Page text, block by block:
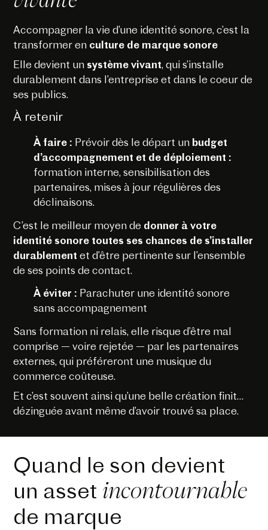
Accompagner la vie d’une identité sonore, c’est la
transformer en culture de marque sonore
Elle devient un système vivant, qui s’installe
durablement dans l’entreprise et dans le coeur de
ses publics.
À retenir
À faire : Prévoir dès le départ un budget
d’accompagnement et de déploiement :
formation interne, sensibilisation des
partenaires, mises à jour régulières des
déclinaisons.
C’est le meilleur moyen de donner à votre
identité sonore toutes ses chances de s’installer
durablement et d’être pertinente sur l’ensemble
de ses points de contact.
À éviter : Parachuter une identité sonore
sans accompagnement
Sans formation ni relais, elle risque d’être mal
comprise — voire rejetée — par les partenaires
externes, qui préféreront une musique du
commerce coûteuse.
Et c’est souvent ainsi qu’une belle création finit…
dézinguée avant même d’avoir trouvé sa place.
Quand le son devient
un asset incontournable
de marque